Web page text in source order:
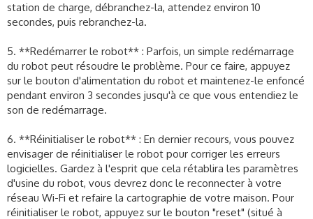
station de charge, débranchez-la, attendez environ 10
secondes, puis rebranchez-la.
5. **Redémarrer le robot** : Parfois, un simple redémarrage
du robot peut résoudre le problème. Pour ce faire, appuyez
sur le bouton d'alimentation du robot et maintenez-le enfoncé
pendant environ 3 secondes jusqu'à ce que vous entendiez le
son de redémarrage.
6. **Réinitialiser le robot** : En dernier recours, vous pouvez
envisager de réinitialiser le robot pour corriger les erreurs
logicielles. Gardez à l'esprit que cela rétablira les paramètres
d'usine du robot, vous devrez donc le reconnecter à votre
réseau Wi-Fi et refaire la cartographie de votre maison. Pour
réinitialiser le robot, appuyez sur le bouton "reset" (situé à